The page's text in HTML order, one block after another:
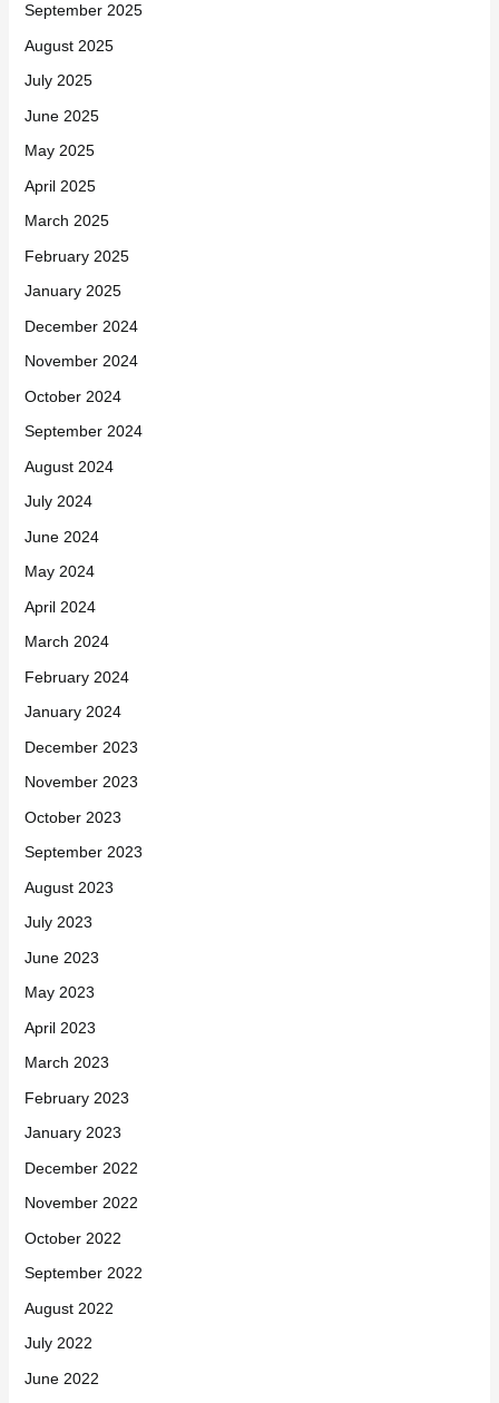
September 2025
August 2025
July 2025
June 2025
May 2025
April 2025
March 2025
February 2025
January 2025
December 2024
November 2024
October 2024
September 2024
August 2024
July 2024
June 2024
May 2024
April 2024
March 2024
February 2024
January 2024
December 2023
November 2023
October 2023
September 2023
August 2023
July 2023
June 2023
May 2023
April 2023
March 2023
February 2023
January 2023
December 2022
November 2022
October 2022
September 2022
August 2022
July 2022
June 2022